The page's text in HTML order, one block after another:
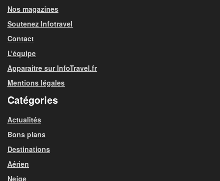
Nos magazines
Soutenez Infotravel
Contact
L’équipe
Apparaitre sur InfoTravel.fr
Mentions légales
Catégories
Actualités
Bons plans
Destinations
Aérien
Neige